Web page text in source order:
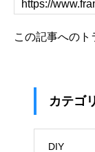
この記事へのト
カテゴ
DIY